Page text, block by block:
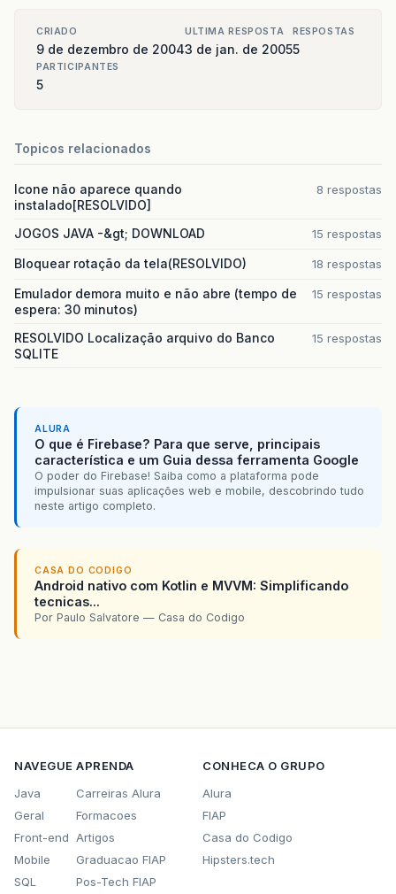
CRIADO
9 de dezembro de 2004
ULTIMA RESPOSTA
3 de jan. de 2005
RESPOSTAS
5
PARTICIPANTES
5
Topicos relacionados
Icone não aparece quando
instalado[RESOLVIDO]
8 respostas
JOGOS JAVA -&gt; DOWNLOAD 15 respostas
Bloquear rotação da tela(RESOLVIDO) 18 respostas
Emulador demora muito e não abre (tempo de
espera: 30 minutos)
15 respostas
RESOLVIDO Localização arquivo do Banco
SQLITE
15 respostas
ALURA
O que é Firebase? Para que serve, principais
característica e um Guia dessa ferramenta Google
O poder do Firebase! Saiba como a plataforma pode
impulsionar suas aplicações web e mobile, descobrindo tudo
neste artigo completo.
CASA DO CODIGO
Android nativo com Kotlin e MVVM: Simplificando
tecnicas...
Por Paulo Salvatore — Casa do Codigo
NAVEGUE
Java
Geral
Front-end
Mobile
SQL
APRENDA
Carreiras Alura
Formacoes
Artigos
Graduacao FIAP
Pos-Tech FIAP
CONHECA O GRUPO
Alura
FIAP
Casa do Codigo
Hipsters.tech